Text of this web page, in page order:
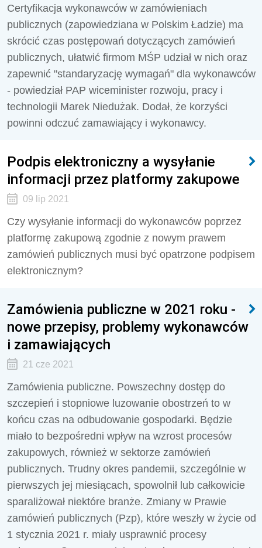
Certyfikacja wykonawców w zamówieniach
publicznych (zapowiedziana w Polskim Ładzie) ma
skrócić czas postępowań dotyczących zamówień
publicznych, ułatwić firmom MŚP udział w nich oraz
zapewnić "standaryzację wymagań" dla wykonawców
- powiedział PAP wiceminister rozwoju, pracy i
technologii Marek Niedużak. Dodał, że korzyści
powinni odczuć zamawiający i wykonawcy.
Podpis elektroniczny a wysyłanie
informacji przez platformy zakupowe
09 lip 2021
Czy wysyłanie informacji do wykonawców poprzez
platformę zakupową zgodnie z nowym prawem
zamówień publicznych musi być opatrzone podpisem
elektronicznym?
Zamówienia publiczne w 2021 roku -
nowe przepisy, problemy wykonawców
i zamawiających
21 cze 2021
Zamówienia publiczne. Powszechny dostęp do
szczepień i stopniowe luzowanie obostrzeń to w
końcu czas na odbudowanie gospodarki. Będzie
miało to bezpośredni wpływ na wzrost procesów
zakupowych, również w sektorze zamówień
publicznych. Trudny okres pandemii, szczególnie w
pierwszych jej miesiącach, spowolnił lub całkowicie
sparaliżował niektóre branże. Zmiany w Prawie
zamówień publicznych (Pzp), które weszły w życie od
1 stycznia 2021 r. miały usprawnić procesy